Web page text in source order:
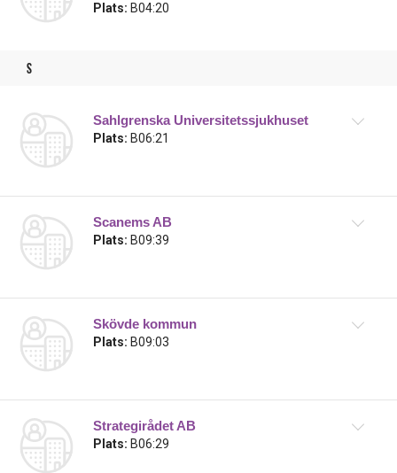
Plats: B04:20
s
Sahlgrenska Universitetssjukhuset
Plats: B06:21
Scanems AB
Plats: B09:39
Skövde kommun
Plats: B09:03
Strategirådet AB
Plats: B06:29